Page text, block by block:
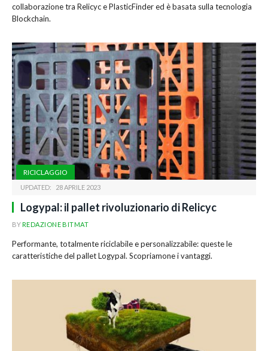
collaborazione tra Relicyc e PlasticFinder ed è basata sulla tecnologia
Blockchain.
RICICLAGGIO
UPDATED: 28 APRILE 2023
Logypal: il pallet rivoluzionario di Relicyc
BYREDAZIONE BITMAT
Performante, totalmente riciclabile e personalizzabile: queste le
caratteristiche del pallet Logypal. Scopriamone i vantaggi.